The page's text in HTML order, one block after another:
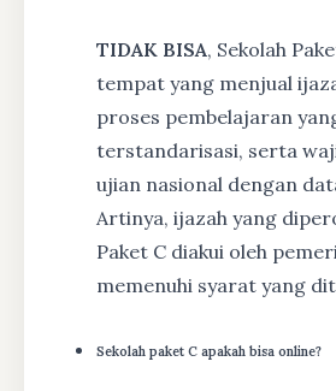
TIDAK BISA, Sekolah
tempat yang menjual
proses pembelajaran
terstandarisasi, serta
ujian nasional dengan
Artinya, ijazah yang
Paket C diakui oleh
memenuhi syarat yang
Sekolah paket C apakah bisa online?